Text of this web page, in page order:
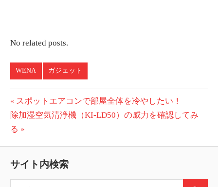
No related posts.
WENA ガジェット
投
稿
ビ
ゲ
前
の
投
スポットエアコンで部屋全体を冷やしたい！
次
の
除加湿空気清浄機（KI-LD50）の威力を確認してみ
る
サイト内検索